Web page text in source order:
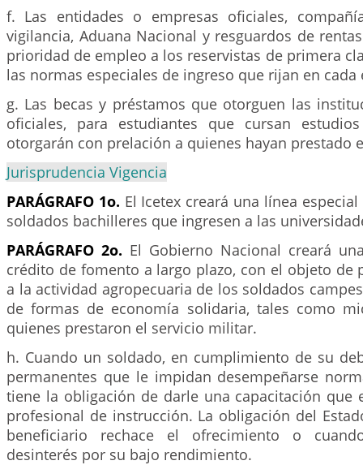
f. Las entidades o empresas oficiales,
vigilancia, Aduana Nacional y resguardos de
prioridad de empleo a los reservistas de primera
las normas especiales de ingreso que rijan en cada
g. Las becas y préstamos que otorguen las
oficiales, para estudiantes que cursan
otorgarán con prelación a quienes hayan prestado
Jurisprudencia Vigencia
PARÁGRAFO 1o. El Icetex creará una línea
soldados bachilleres que ingresen a las
PARÁGRAFO 2o. El Gobierno Nacional creará
crédito de fomento a largo plazo, con el objeto de
a la actividad agropecuaria de los soldados
de formas de economía solidaria, tales como
quienes prestaron el servicio militar.
h. Cuando un soldado, en cumplimiento de su
permanentes que le impidan desempeñarse
tiene la obligación de darle una capacitación que
profesional de instrucción. La obligación del
beneficiario rechace el ofrecimiento o
desinterés por su bajo rendimiento.